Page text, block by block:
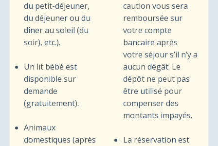
du petit-déjeuner,
du déjeuner ou du
dîner au soleil (du
soir), etc.).
Un lit bébé est
disponible sur
demande
(gratuitement).
Animaux
domestiques (après
caution vous sera
remboursée sur
votre compte
bancaire après
votre séjour s’il n’y a
aucun dégât. Le
dépôt ne peut pas
être utilisé pour
compenser des
montants impayés.
La réservation est